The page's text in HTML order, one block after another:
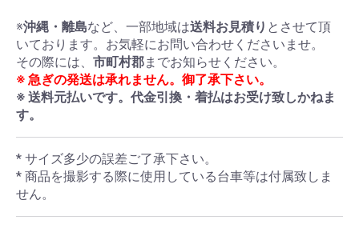
※沖縄・離島など、一部地域は送料お見積り とさせて頂
いております。お気軽にお問い合わせくださいませ。
その際には、 市町村郡までお知らせください。
※ 急ぎの発送は承れません。御了承下さい。
※ 送料元払いです。代金引換・着払はお受け致しかねま
す。
* サイズ多少の誤差ご了承下さい。
* 商品を撮影する際に使用している台車等は付属致しま
せん。